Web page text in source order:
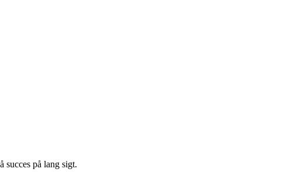
succes på lang sigt.